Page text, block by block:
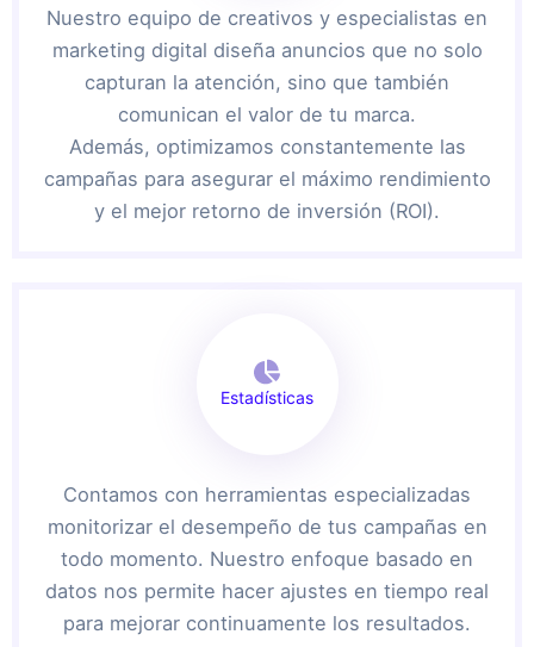
Nuestro equipo de creativos y especialistas en
marketing digital diseña anuncios que no solo
capturan la atención, sino que también
comunican el valor de tu marca.
Además, optimizamos constantemente las
campañas para asegurar el máximo rendimiento
y el mejor retorno de inversión (ROI).
Estadísticas
Contamos con herramientas especializadas
monitorizar el desempeño de tus campañas en
todo momento. Nuestro enfoque basado en
datos nos permite hacer ajustes en tiempo real
para mejorar continuamente los resultados.